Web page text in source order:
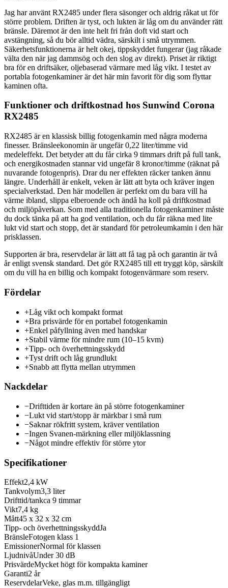
Jag har använt RX2485 under flera säsonger och aldrig råkat ut för
större problem. Driften är tyst, och lukten är låg om du använder rätt
bränsle. Däremot är den inte helt fri från doft vid start och
avstängning, så du bör alltid vädra, särskilt i små utrymmen.
Säkerhetsfunktionerna är helt okej, tippskyddet fungerar (jag råkade
välta den när jag dammsög och den slog av direkt). Priset är riktigt
bra för en driftsäker, oljebaserad värmare med låg vikt. I testet av
portabla fotogenkaminer är det här min favorit för dig som flyttar
kaminen ofta.
Funktioner och driftkostnad hos Sunwind Corona
RX2485
RX2485 är en klassisk billig fotogenkamin med några moderna
finesser. Bränsleekonomin är ungefär 0,22 liter/timme vid
medeleffekt. Det betyder att du får cirka 9 timmars drift på full tank,
och energikostnaden stannar vid ungefär 8 kronor/timme (räknat på
nuvarande fotogenpris). Drar du ner effekten räcker tanken ännu
längre. Underhåll är enkelt, veken är lätt att byta och kräver ingen
specialverkstad. Den här modellen är perfekt om du bara vill ha
värme ibland, slippa elberoende och ändå ha koll på driftkostnad
och miljöpåverkan. Som med alla traditionella fotogenkaminer måste
du dock tänka på att ha god ventilation, och du får räkna med lite
lukt vid start och stopp, det är standard för petroleumkamin i den här
prisklassen.
Supporten är bra, reservdelar är lätt att få tag på och garantin är två
år enligt svensk standard. Det gör RX2485 till ett tryggt köp, särskilt
om du vill ha en billig och kompakt fotogenvärmare som reserv.
Fördelar
+Låg vikt och kompakt format
+Bra prisvärde för en portabel fotogenkamin
+Enkel påfyllning även med handskar
+Stabil värme för mindre rum (10–15 kvm)
+Tipp- och överhettningsskydd
+Tyst drift och låg grundlukt
+Snabb att flytta mellan utrymmen
Nackdelar
−Drifttiden är kortare än på större fotogenkaminer
−Lukt vid start/stopp är märkbar i små rum
−Saknar rökfritt system, kräver ventilation
−Ingen Svanen-märkning eller miljöklassning
−Något mindre effektiv för större ytor
Specifikationer
Effekt2,4 kW
Tankvolym3,3 liter
Drifttid/tankca 9 timmar
Vikt7,4 kg
Mått45 x 32 x 32 cm
Tipp- och överhettningsskyddJa
BränsleFotogen klass 1
EmissionerNormal för klassen
LjudnivåUnder 30 dB
PrisvärdeMycket högt för kompakta kaminer
Garanti2 år
ReservdelarVeke, glas m.m. tillgängligt